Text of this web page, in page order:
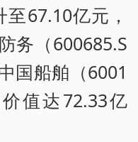
67.10亿元，
务（600685.S
国船舶（6001
值达72.33亿